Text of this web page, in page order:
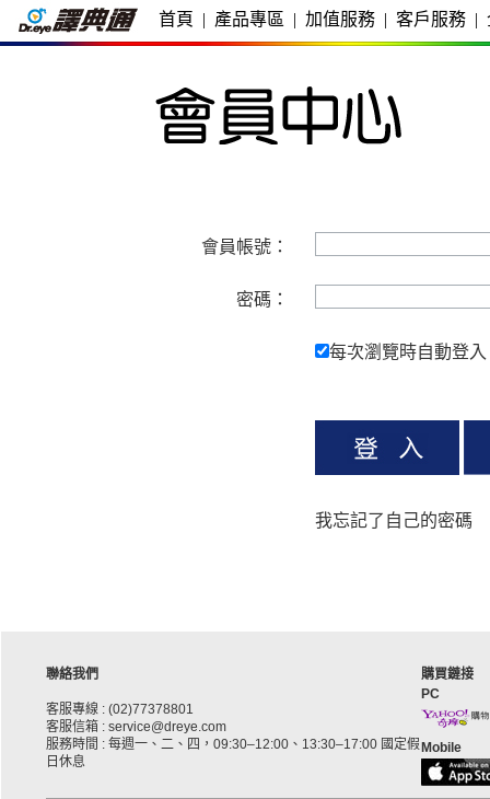
首頁 | 產品專區 | 加值服務 | 客戶服務 |
會員帳號：
密碼：
每次瀏覽時自動登入
我忘記了自己的密碼
聯絡我們
客服專線 : (02)77378801
客服信箱 : service@dreye.com
服務時間 : 每週一、二、四，09:30–12:00、13:30–17:00 國定假
日休息
購買鏈接
PC
Mobile